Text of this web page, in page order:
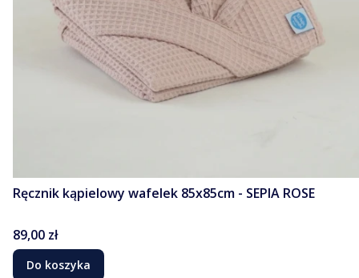
Ręcznik kąpielowy wafelek 85x85cm - SEPIA ROSE
Cena
89,00 zł
Do koszyka